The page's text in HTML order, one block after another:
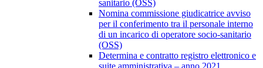
sanitario (OSS)
Nomina commissione giudicatrice avviso
per il conferimento tra il personale interno
di un incarico di operatore socio-sanitario
(OSS)
Determina e contratto registro elettronico e